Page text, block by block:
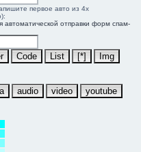
первое авто из 4х
автоматической отправки форм спам-
Code List [*] Img
audio video
youtube